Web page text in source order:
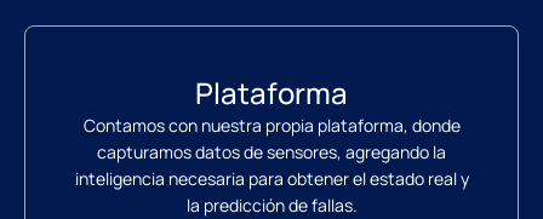
Plataforma
Contamos con nuestra propia plataforma, donde
capturamos datos de sensores, agregando la
inteligencia necesaria para obtener el estado real y
la predicción de fallas.